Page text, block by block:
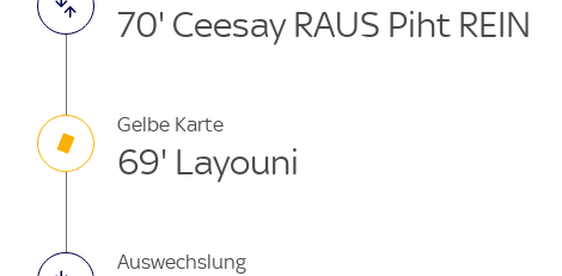
70' Ceesay RAUS Piht REIN
Gelbe Karte
69' Layouni
Auswechslung